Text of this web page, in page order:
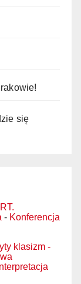
się
- Konferencja
klasizm -